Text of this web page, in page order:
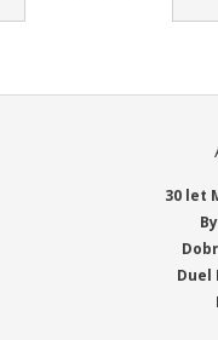
30 let
Duel